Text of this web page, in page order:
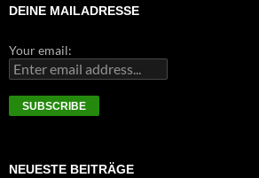
DEINE MAILADRESSE
Your email:
NEUESTE BEITRÄGE